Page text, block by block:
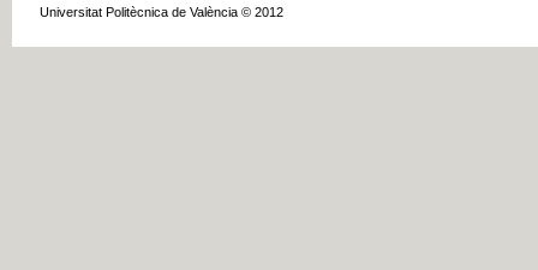
Universitat Politècnica de València © 2012